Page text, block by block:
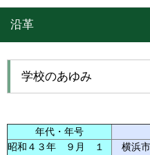
沿革
学校のあゆみ
年代・年号
昭和４３年 ９月 １
横浜市